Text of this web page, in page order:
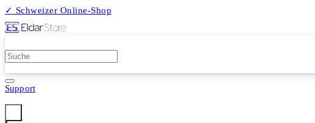
✓ Schweizer Online-Shop
Support